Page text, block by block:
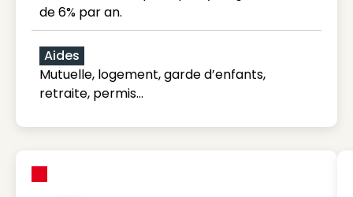
de 6% par an.
Aides
Mutuelle, logement, garde d’enfants,
retraite, permis…